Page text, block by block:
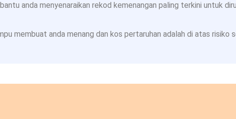
anda menyenaraikan rekod kemenangan paling terkini untuk
membuat anda menang dan kos pertaruhan adalah di atas risiko